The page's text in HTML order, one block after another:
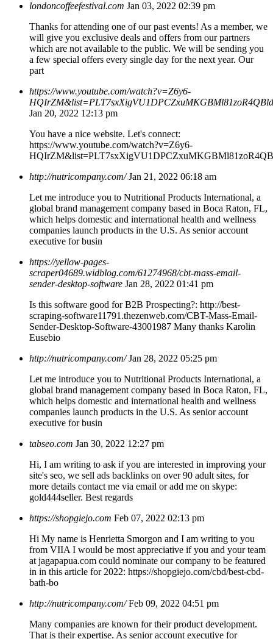
londoncoffeefestival.com Jan 03, 2022 02:39 pm
Thanks for attending one of our past events! As a member, we
will give you exclusive deals and offers from our partners
which are not available to the public. We will be sending you
a few special offers every single day for the next year. Our
part
https://www.youtube.com/watch?v=Z6y6-
Jan 20, 2022 12:13 pm
You have a nice website. Let's connect:
https://www.youtube.com/watch?v=Z6y6-
http://nutricompany.com/ Jan 21, 2022 06:18 am
Let me introduce you to Nutritional Products International, a
global brand management company based in Boca Raton, FL,
which helps domestic and international health and wellness
companies launch products in the U.S. As senior account
executive for busin
https://yellow-pages-
scraper04689.widblog.com/61274968/cbt-mass-email-
sender-desktop-software Jan 28, 2022 01:41 pm
Is this software good for B2B Prospecting?: http://best-
scraping-software11791.thezenweb.com/CBT-Mass-Email-
Sender-Desktop-Software-43001987 Many thanks Karolin
Eusebio
http://nutricompany.com/ Jan 28, 2022 05:25 pm
Let me introduce you to Nutritional Products International, a
global brand management company based in Boca Raton, FL,
which helps domestic and international health and wellness
companies launch products in the U.S. As senior account
executive for busin
tabseo.com Jan 30, 2022 12:27 pm
Hi, I am writing to ask if you are interested in improving your
site's seo, we sell ads backlinks on over 90 adult sites, for
more details contact me via email or add me on skype:
gold444seller. Best regards
https://shopgiejo.com Feb 07, 2022 02:13 pm
Hi My name is Henrietta Smorgon and I am writing to you
from VIIA I would be most appreciative if you and your team
at jagapapua.com could nominate our company to be featured
in in this article for 2022: https://shopgiejo.com/cbd/best-cbd-
bath-bo
http://nutricompany.com/ Feb 09, 2022 04:51 pm
Many companies are known for their product development.
That is their expertise. As senior account executive for